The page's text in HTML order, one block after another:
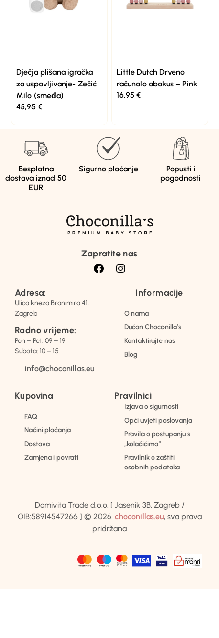
Dječja plišana igračka
za uspavljivanje- Zečić
Milo (smeđa)
45,95€
Little Dutch Drveno
računalo abakus – Pink
16,95 €
Besplatna
dostava iznad 50
EUR
Sigurno plaćanje
Popusti i
pogodnosti
Zapratite nas
Adresa:
Ulica kneza Branimira 41,
Zagreb
Radno vrijeme:
Pon – Pet: 09 – 19
Subota: 10 – 15
info@choconillas.eu
Informacije
O nama
Dućan Choconilla’s
Kontaktirajte nas
Blog
Kupovina
FAQ
Načini plaćanja
Dostava
Zamjena i povrati
Pravilnici
Izjava o sigurnosti
Opći uvjeti poslovanja
Pravila o postupanju s
„kolačićima“
Pravilnik o zaštiti
osobnih podataka
Domivita Trade d.o.o. [ Jasenik 3B, Zagreb /
OIB:58914547266 ] © 2026. choconillas.eu, sva prava
pridržana